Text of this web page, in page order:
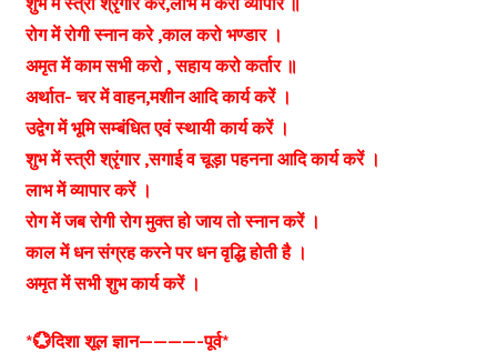
रोग में रोगी स्नान करे ,काल करो भण्डार ।
अमृत में काम सभी करो , सहाय करो कर्तार ॥
अर्थात- चर में वाहन,मशीन आदि कार्य करें ।
उद्वेग में भूमि सम्बंधित एवं स्थायी कार्य करें ।
शुभ में स्त्री श्रृंगार ,सगाई व चूड़ा पहनना आदि कार्य करें ।
लाभ में व्यापार करें ।
रोग में जब रोगी रोग मुक्त हो जाय तो स्नान करें ।
काल में धन संग्रह करने पर धन वृद्धि होती है ।
अमृत में सभी शुभ कार्य करें ।
*💮दिशा शूल ज्ञान————-पूर्व*